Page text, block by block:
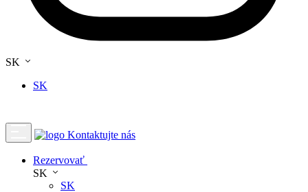
SK
SK
Kontaktujte nás
Rezervovať
SK
SK